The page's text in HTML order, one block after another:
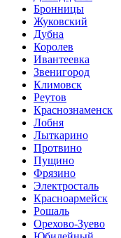
Бронницы
Жуковский
Дубна
Королев
Ивантеевка
Звенигород
Климовск
Реутов
Краснознаменск
Лобня
Лыткарино
Протвино
Пущино
Фрязино
Электросталь
Красноармейск
Рошаль
Орехово-Зуево